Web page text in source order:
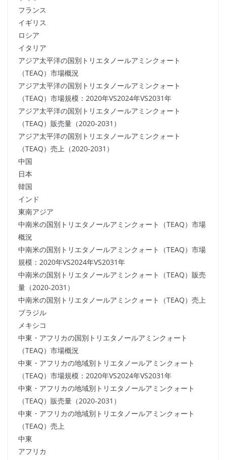
フランス
イギリス
ロシア
イタリア
アジア太平洋の国別トリエタノールアミンクォート
（TEAQ）市場概況
アジア太平洋の国別トリエタノールアミンクォート
（TEAQ）市場規模：2020年VS2024年VS2031年
アジア太平洋の国別トリエタノールアミンクォート
（TEAQ）販売量（2020-2031）
アジア太平洋の国別トリエタノールアミンクォート
（TEAQ）売上（2020-2031）
中国
日本
韓国
インド
東南アジア
中南米の国別トリエタノールアミンクォート（TEAQ）市場
概況
中南米の国別トリエタノールアミンクォート（TEAQ）市場
規模：2020年VS2024年VS2031年
中南米の国別トリエタノールアミンクォート（TEAQ）販売
量（2020-2031）
中南米の国別トリエタノールアミンクォート（TEAQ）売上
ブラジル
メキシコ
中東・アフリカの国別トリエタノールアミンクォート
（TEAQ）市場概況
中東・アフリカの地域別トリエタノールアミンクォート
（TEAQ）市場規模：2020年VS2024年VS2031年
中東・アフリカの地域別トリエタノールアミンクォート
（TEAQ）販売量（2020-2031）
中東・アフリカの地域別トリエタノールアミンクォート
（TEAQ）売上
中東
アフリカ